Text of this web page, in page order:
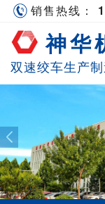
销售热线：
神华
双速绞车生产